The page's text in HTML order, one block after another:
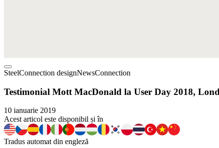
SteelConnection designNewsConnection
Testimonial Mott MacDonald la User Day 2018,
10 ianuarie 2019
Acest articol este disponibil și în
Tradus automat din engleză